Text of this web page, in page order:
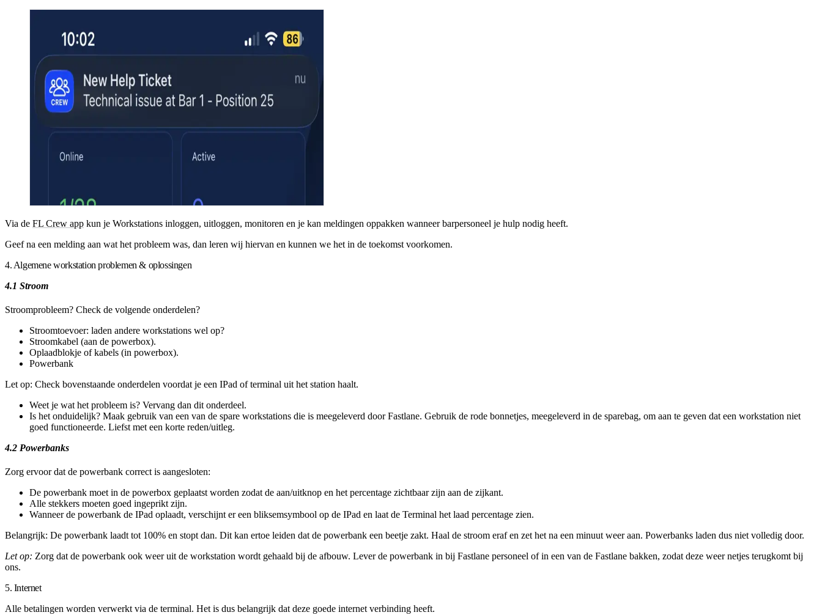
Via de FL Crew app kun je Workstations inloggen, uitloggen, monitoren en je kan meldingen oppakken wanneer barpersoneel je hulp nodig heeft.
Geef na een melding aan wat het probleem was, dan leren wij hiervan en kunnen we het in de toekomst voorkomen.
4. Algemene workstation problemen & oplossingen
4.1 Stroom
Stroomprobleem? Check de volgende onderdelen?
Stroomtoevoer: laden andere workstations wel op?
Stroomkabel (aan de powerbox).
Oplaadblokje of kabels (in powerbox).
Powerbank
Let op: Check bovenstaande onderdelen voordat je een IPad of terminal uit het station haalt.
Weet je wat het probleem is? Vervang dan dit onderdeel.
Is het onduidelijk? Maak gebruik van een van de spare workstations die is meegeleverd door Fastlane. Gebruik de rode bonnetjes, meegeleverd in de sparebag, om aan te geven dat een workstation niet
goed functioneerde. Liefst met een korte reden/uitleg.
4.2 Powerbanks
Zorg ervoor dat de powerbank correct is aangesloten:
De powerbank moet in de powerbox geplaatst worden zodat de aan/uitknop en het percentage zichtbaar zijn aan de zijkant.
Alle stekkers moeten goed ingeprikt zijn.
Wanneer de powerbank de IPad oplaadt, verschijnt er een bliksemsymbool op de IPad en laat de Terminal het laad percentage zien.
Belangrijk: De powerbank laadt tot 100% en stopt dan. Dit kan ertoe leiden dat de powerbank een beetje zakt. Haal de stroom eraf en zet het na een minuut weer aan. Powerbanks laden dus niet volledig door.
Let op: Zorg dat de powerbank ook weer uit de workstation wordt gehaald bij de afbouw. Lever de powerbank in bij Fastlane personeel of in een van de Fastlane bakken, zodat deze weer netjes terugkomt bij
ons.
5. Internet
Alle betalingen worden verwerkt via de terminal. Het is dus belangrijk dat deze goede internet verbinding heeft.